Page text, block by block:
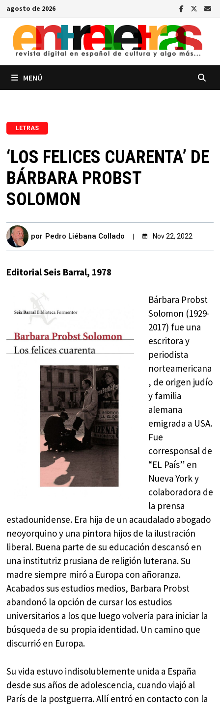
Saltar
contenido
agosto de 2026
MENÚ
LETRAS
‘LOS FELICES CUARENTA’ DE
BÁRBARA PROBST
SOLOMON
por Pedro Liébana Collado Nov 22, 2022
Editorial Seis Barral, 1978
Bárbara Probst
Solomon (1929-
2017) fue una
escritora y
periodista
norteamericana
, de origen judío
y familia
alemana
emigrada a USA.
Fue
corresponsal de
“EL País” en
Nueva York y
colaboradora de
la prensa
estadounidense. Era hija de un acaudalado abogado
neoyorquino y una pintora hijos de la ilustración
liberal. Buena parte de su educación descansó en
una institutriz prusiana de religión luterana. Su
madre siempre miró a Europa con añoranza.
Acabados sus estudios medios, Barbara Probst
abandonó la opción de cursar los estudios
universitarios a los que luego volvería para iniciar la
búsqueda de su propia identidad. Un camino que
discurrió en Europa.
Su vida estuvo indisolublemente unida a España
desde sus años de adolescencia, cuando viajó al
París de la postguerra. Allí entró en contacto con la